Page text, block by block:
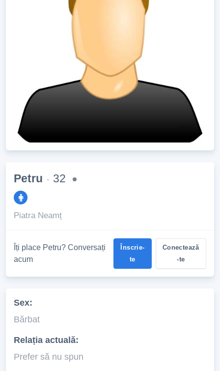
Petru · 32
Piatra Neamț
Îți place Petru? Conversați
acum
Înscrie-
te
Conectează
-te
Sex:
Bărbat
Relația actuală:
Prefer să nu spun